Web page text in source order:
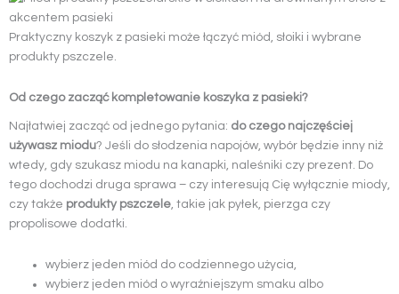
Praktyczny koszyk z pasieki może łączyć miód, słoiki i wybrane
produkty pszczele.
Od czego zacząć kompletowanie koszyka z pasieki?
Najłatwiej zacząć od jednego pytania: do czego najczęściej
używasz miodu? Jeśli do słodzenia napojów, wybór będzie inny niż
wtedy, gdy szukasz miodu na kanapki, naleśniki czy prezent. Do
tego dochodzi druga sprawa – czy interesują Cię wyłącznie miody,
czy także produkty pszczele, takie jak pyłek, pierzga czy
propolisowe dodatki.
wybierz jeden miód do codziennego użycia,
wybierz jeden miód o wyraźniejszym smaku albo